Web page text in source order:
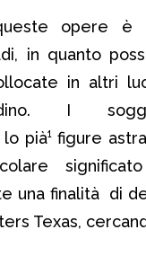
opere è
in quanto
in altri
I
pià¹ figure
una finalità di
Texas,